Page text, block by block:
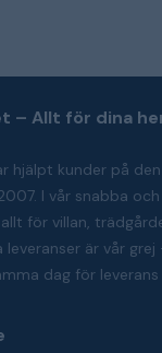
– Allt för dina
hjälpt kunder på
I vår snabba
för villan,
leveranser är vår
dag för